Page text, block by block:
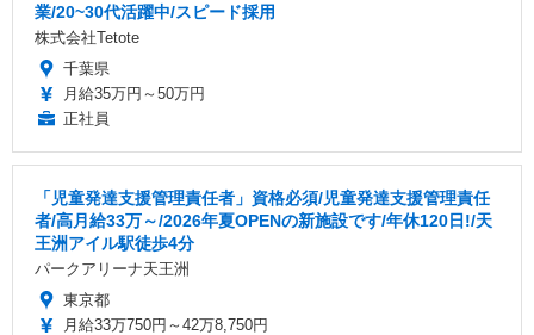
業/20~30代活躍中/スピード採用
株式会社Tetote
千葉県
月給35万円～50万円
正社員
「児童発達支援管理責任者」資格必須/児童発達支援管理責任
者/高月給33万～/2026年夏OPENの新施設です/年休120日!/天
王洲アイル駅徒歩4分
パークアリーナ天王洲
東京都
月給33万750円～42万8,750円